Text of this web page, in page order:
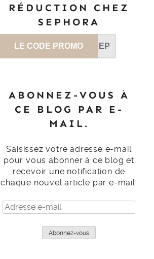
RÉDUCTION CHEZ
SEPHORA
LE CODE PROMO SEP
ABONNEZ-VOUS À
CE BLOG PAR E-
MAIL.
Saisissez votre adresse e-mail
pour vous abonner à ce blog et
recevoir une notification de
chaque nouvel article par e-mail.
Adresse
e-
Abonnez-vous